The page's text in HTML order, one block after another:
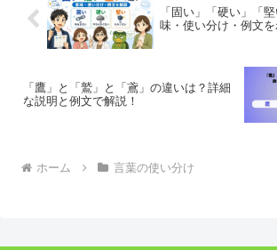
「固い」「硬い」「
味・使い分け・例文
「鷹」と「鷲」と「鳶」の違いは？詳細
な説明と例文で解説！
ホーム 言葉の使い分け